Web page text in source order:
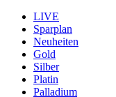
LIVE
Sparplan
Neuheiten
Gold
Silber
Platin
Palladium